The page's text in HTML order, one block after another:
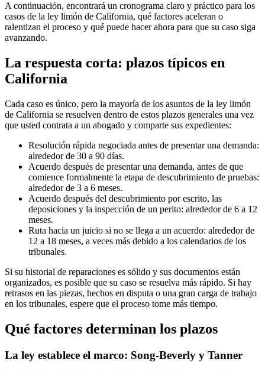
A continuación, encontrará un cronograma claro y práctico para los
casos de la ley limón de California, qué factores aceleran o
ralentizan el proceso y qué puede hacer ahora para que su caso siga
avanzando.
La respuesta corta: plazos típicos en
California
Cada caso es único, pero la mayoría de los asuntos de la ley limón
de California se resuelven dentro de estos plazos generales una vez
que usted contrata a un abogado y comparte sus expedientes:
Resolución rápida negociada antes de presentar una demanda:
alrededor de 30 a 90 días.
Acuerdo después de presentar una demanda, antes de que
comience formalmente la etapa de descubrimiento de pruebas:
alrededor de 3 a 6 meses.
Acuerdo después del descubrimiento por escrito, las
deposiciones y la inspección de un perito: alrededor de 6 a 12
meses.
Ruta hacia un juicio si no se llega a un acuerdo: alrededor de
12 a 18 meses, a veces más debido a los calendarios de los
tribunales.
Si su historial de reparaciones es sólido y sus documentos están
organizados, es posible que su caso se resuelva más rápido. Si hay
retrasos en las piezas, hechos en disputa o una gran carga de trabajo
en los tribunales, espere que el proceso tome más tiempo.
Qué factores determinan los plazos
La ley establece el marco: Song-Beverly y Tanner